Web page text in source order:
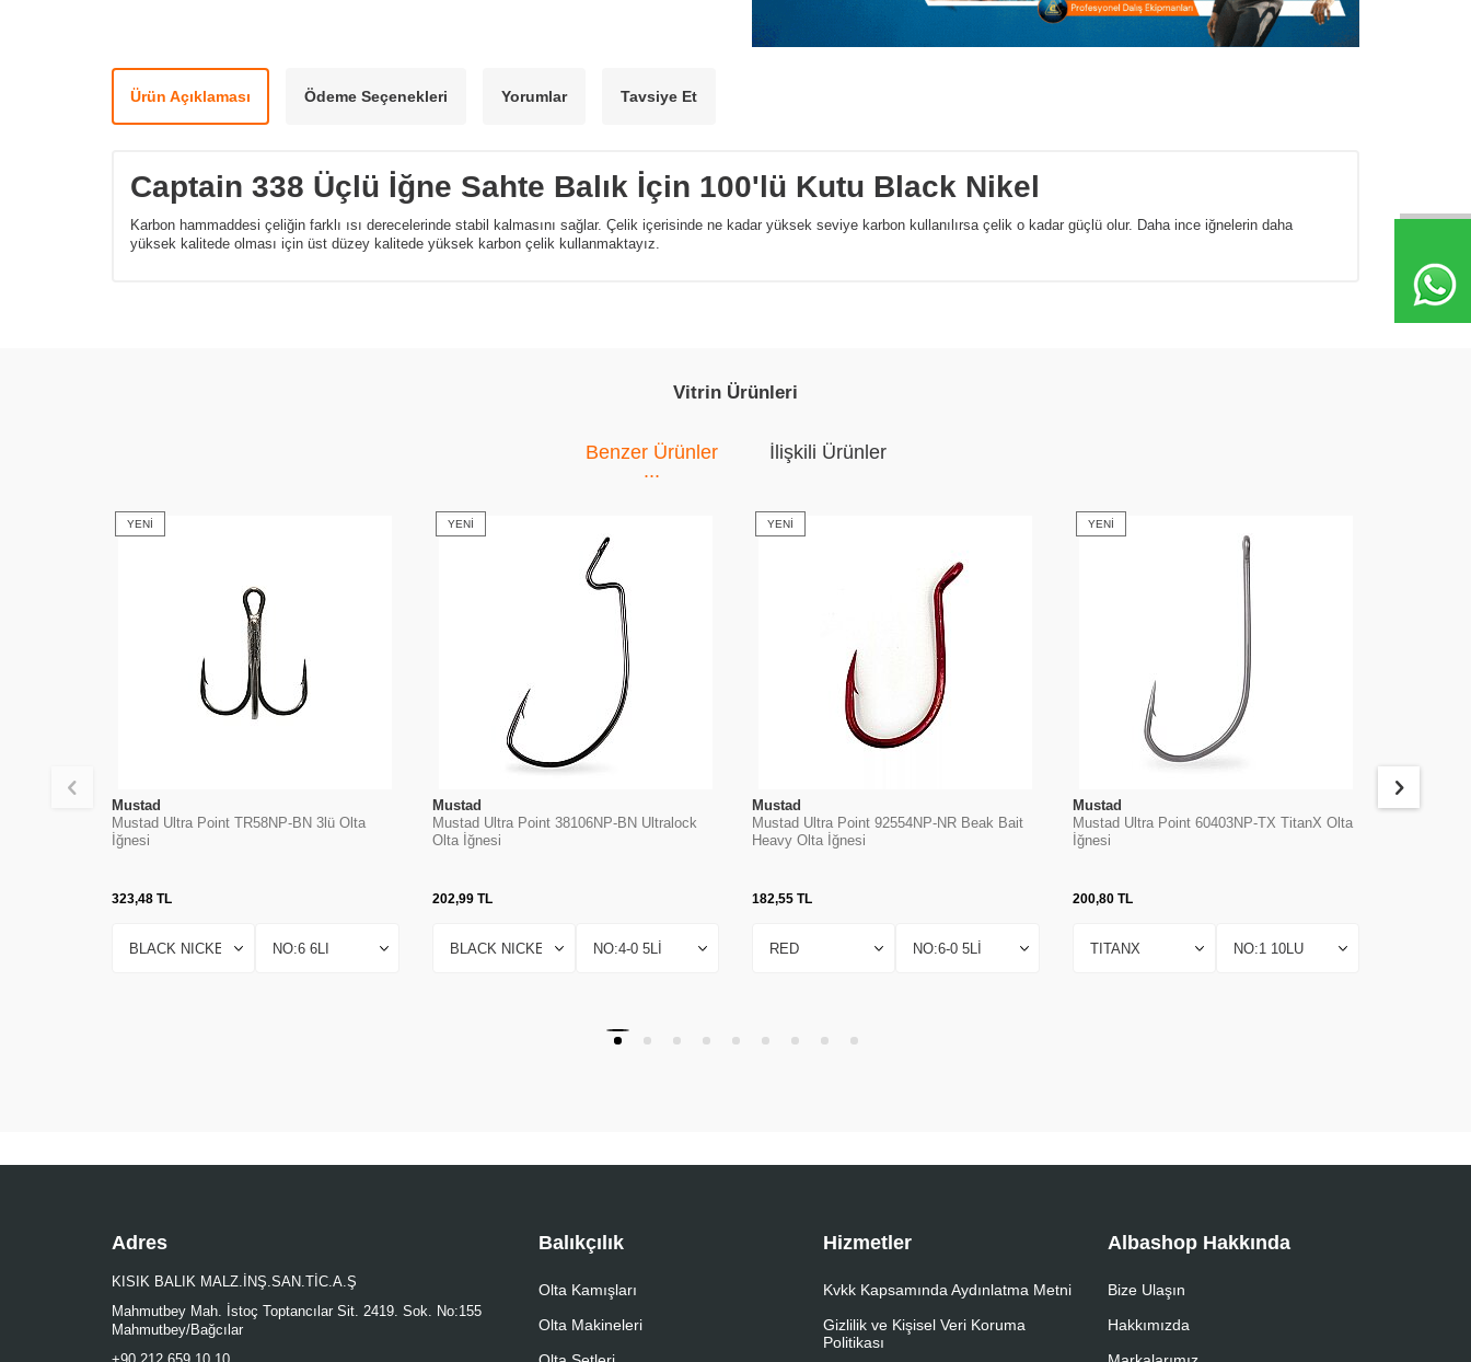
Ürün Açıklaması Ödeme Seçenekleri Yorumlar Tavsiye Et
Captain 338 Üçlü İğne Sahte Balık İçin 100'lü Kutu Black Nikel
Karbon hammaddesi çeliğin farklı ısı derecelerinde stabil kalmasını sağlar. Çelik içerisinde ne kadar yüksek seviye karbon kullanılırsa çelik o kadar güçlü olur. Daha ince iğnelerin daha
yüksek kalitede olması için üst düzey kalitede yüksek karbon çelik kullanmaktayız.
Vitrin Ürünleri
Benzer Ürünler İlişkili Ürünler
YENI
Mustad
Mustad Ultra Point TR58NP-BN 3lü Olta
İğnesi
323,48 TL
YENI
Mustad
Mustad Ultra Point 38106NP-BN Ultralock
Olta İğnesi
202,99TL
YENI
Mustad
Mustad Ultra Point 92554NP-NR Beak Bait
Heavy Olta İğnesi
182,55 TL
YENI
Mustad
Mustad Ultra Point 60403NP-TX TitanX Olta
İğnesi
200,80TL
Mustad
Adres
KISIK BALIK MALZ.İNŞ.SAN.TİC.A.Ş
Mahmutbey Mah. İstoç Toptancılar Sit. 2419. Sok. No:155
Mahmutbey/Bağcılar
Balıkçılık
Olta Kamışları
Olta Makineleri
Hizmetler
Kvkk Kapsamında Aydınlatma Metni
Gizlilik ve Kişisel Veri Koruma
Politikası
Albashop Hakkında
Bize Ulaşın
Hakkımızda